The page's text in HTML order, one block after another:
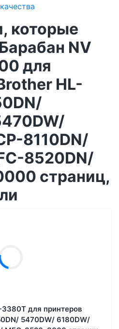
которые
NV
для
HL-
8110DN/
8520DN/
страниц,
для принтеров
5470DW/ 6180DW/